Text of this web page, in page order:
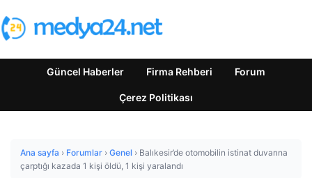
Güncel Haberler Firma Rehberi Forum
Çerez Politikası
Ana sayfa › Forumlar › Genel › Balıkesir’de otomobilin istinat duvarına
çarptığı kazada 1 kişi öldü, 1 kişi yaralandı